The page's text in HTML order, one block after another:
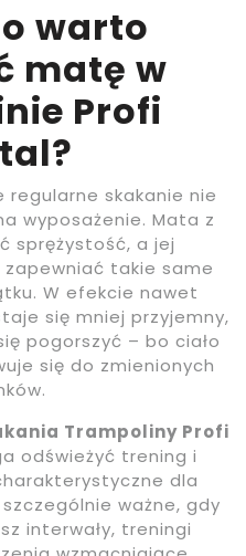
warto
matę w
Profi
regularne skakanie nie
wyposażenie. Mata z
sprężystość, a jej
takie same
W efekcie nawet
się mniej przyjemny,
pogorszyć – bo ciało
się do zmienionych
Trampoliny Profi
odświeżyć trening i
dla
ważne, gdy
interwały, treningi